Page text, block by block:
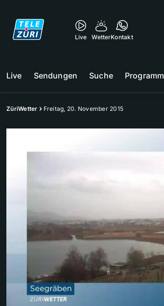
Live WetterKontakt
Live Sendungen Suche Programm
ZüriWetter Freitag, 20. November 2015